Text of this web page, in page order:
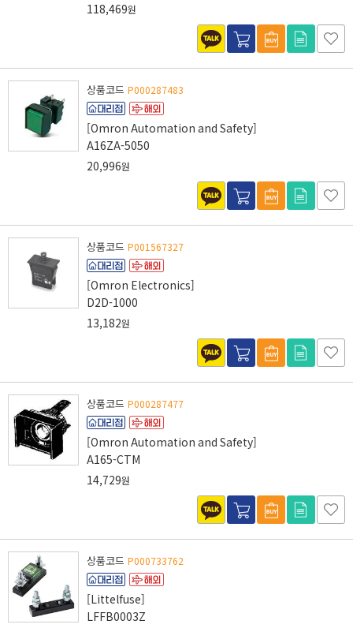
118,469원
상품코드 P000287483
[Omron Automation and Safety]
A16ZA-5050
20,996원
상품코드 P001567327
[Omron Electronics]
D2D-1000
13,182원
상품코드 P000287477
[Omron Automation and Safety]
A165-CTM
14,729원
상품코드 P000733762
[Littelfuse]
LFFB0003Z